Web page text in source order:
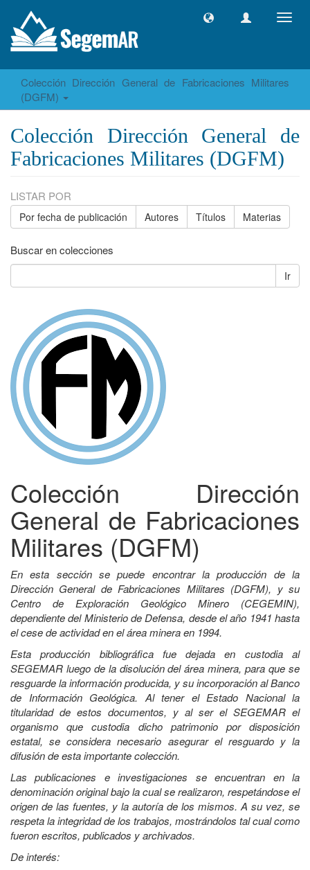
Colección Dirección General de Fabricaciones Militares
(DGFM)
Colección Dirección General de
Fabricaciones Militares (DGFM)
LISTAR POR
Por fecha de publicación Autores Títulos Materias
Buscar en colecciones
Ir
Colección Dirección
General de Fabricaciones
Militares (DGFM)
En esta sección se puede encontrar la producción de la
Dirección General de Fabricaciones Militares (DGFM), y su
Centro de Exploración Geológico Minero (CEGEMIN),
dependiente del Ministerio de Defensa, desde el año 1941 hasta
el cese de actividad en el área minera en 1994.
Esta producción bibliográfica fue dejada en custodia al
SEGEMAR luego de la disolución del área minera, para que se
resguarde la información producida, y su incorporación al Banco
de Información Geológica. Al tener el Estado Nacional la
titularidad de estos documentos, y al ser el SEGEMAR el
organismo que custodia dicho patrimonio por disposición
estatal, se considera necesario asegurar el resguardo y la
difusión de esta importante colección.
Las publicaciones e investigaciones se encuentran en la
denominación original bajo la cual se realizaron, respetándose el
origen de las fuentes, y la autoría de los mismos. A su vez, se
respeta la integridad de los trabajos, mostrándolos tal cual como
fueron escritos, publicados y archivados.
De interés: